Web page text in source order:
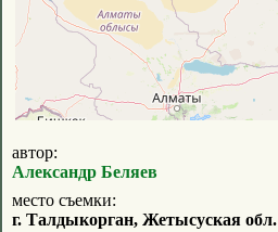
автор:
Александр Беляев
место съемки:
г. Талдыкорган, Жетысуская обл.